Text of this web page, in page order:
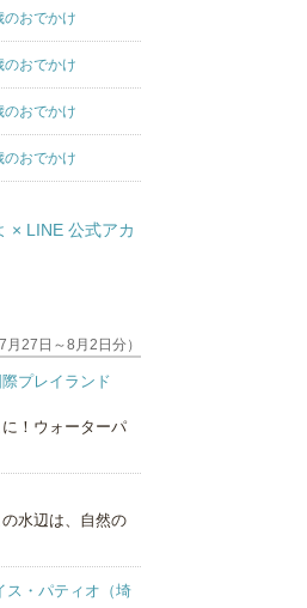
のおでかけ
のおでかけ
のおでかけ
のおでかけ
27日～8月2日分）
プレイランド
！ウォーターパ
水辺は、自然の
ス・パティオ（埼